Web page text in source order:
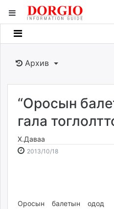
Мэдээллийн
Банк санхүү
Бизнес ААН
Төрийн
Нийслэлийн
dorgio.mn
Gogo.mn
Baabar.mn
Архив
“Оросын
гала
Х.Даваа
2013/10/182013-
2026-
Оросын балетын одод